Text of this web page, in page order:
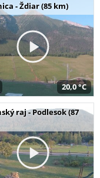
- Ždiar (85 km)
20,0 °C
raj - Podlesok (87